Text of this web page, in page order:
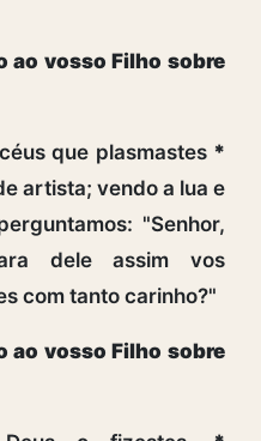
ao vosso Filho sobre
que plasmastes *
artista; vendo a lua e
"Senhor,
dele assim vos
com tanto carinho?"
ao vosso Filho sobre